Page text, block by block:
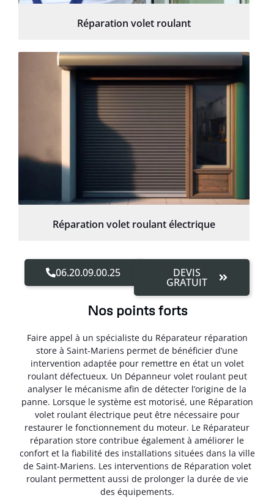
Réparation volet roulant
Réparation volet roulant électrique
06.20.09.00.25 DEVIS
GRATUIT
Nos points forts
Faire appel à un spécialiste du Réparateur réparation
store à Saint-Mariens permet de bénéficier d’une
intervention adaptée pour remettre en état un volet
roulant défectueux. Un Dépanneur volet roulant peut
analyser le mécanisme afin de détecter l’origine de la
panne. Lorsque le système est motorisé, une Réparation
volet roulant électrique peut être nécessaire pour
restaurer le fonctionnement du moteur. Le Réparateur
réparation store contribue également à améliorer le
confort et la fiabilité des installations situées dans la ville
de Saint-Mariens. Les interventions de Réparation volet
roulant permettent aussi de prolonger la durée de vie
des équipements.